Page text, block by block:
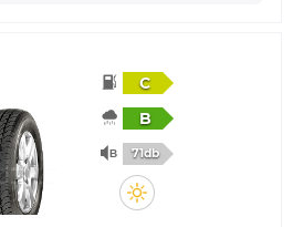
C
B
71db